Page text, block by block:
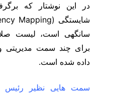
در این نوشتار که
شایستگی (Mapping
سانگهی است، لیست
برای چند سمت مدیریتی
داده شده است.
سمت هایی نظیر رئیس